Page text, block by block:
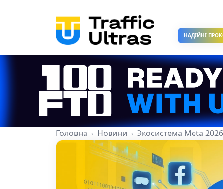
НАДІЙНІ
Головна Новини Экосистема Meta